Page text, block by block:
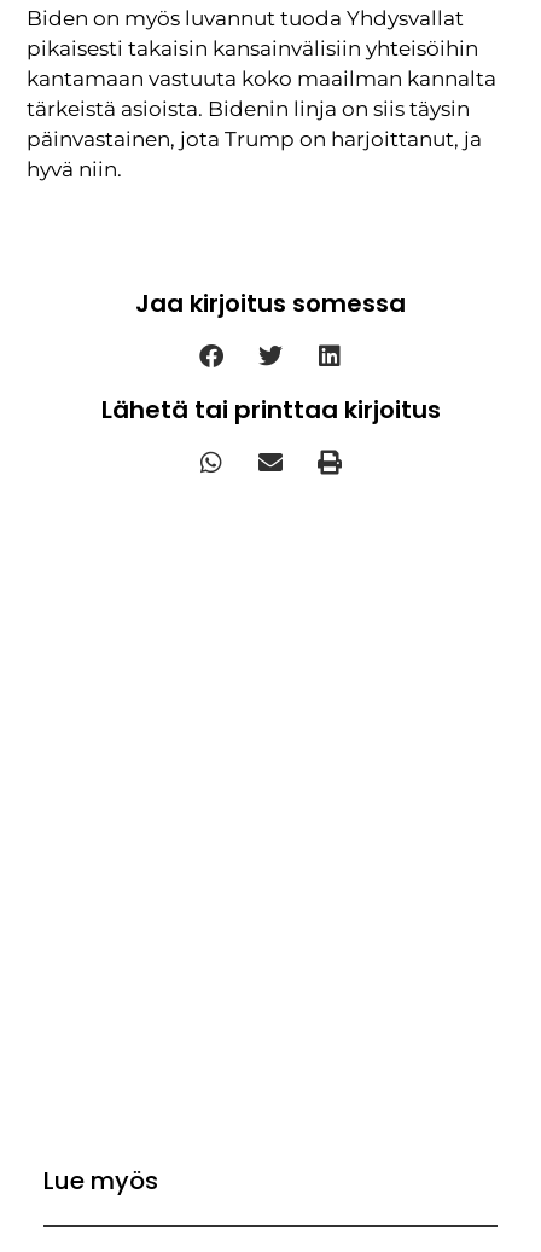
Biden on myös luvannut tuoda Yhdysvallat
pikaisesti takaisin kansainvälisiin yhteisöihin
kantamaan vastuuta koko maailman kannalta
tärkeistä asioista. Bidenin linja on siis täysin
päinvastainen, jota Trump on harjoittanut, ja
hyvä niin.
Jaa kirjoitus somessa
Lähetä tai printtaa kirjoitus
Lue myös